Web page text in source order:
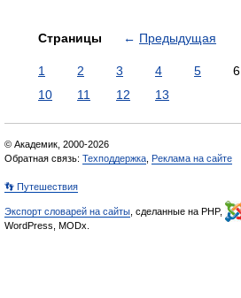
Страницы ← Предыдущая
1 2 3 4 5 6
10
11 12 13
© Академик, 2000-2026
Обратная связь: Техподдержка Реклама на сайте
👣 Путешествия
Экспорт словарей на сайты , сделанные на PHP,
WordPress, MODx.